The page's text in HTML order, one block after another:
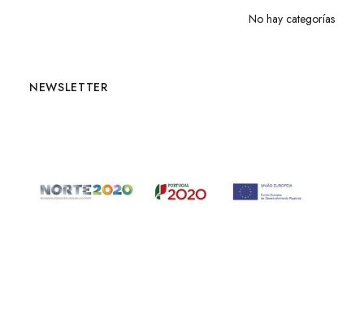
No hay categorías
NEWSLETTER